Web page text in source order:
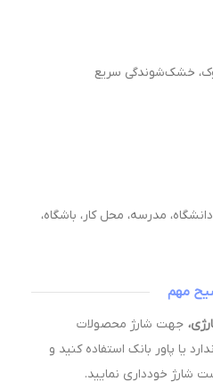
سریع
مدرسه، محل کار، باشگاه،
جهت شارژ محصولات
یا پاور بانک استفاده کنید و
خودداری نمایید.